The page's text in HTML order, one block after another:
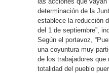
determinación de la
establece la reducción
del 1 de septiembre”,
Según el portavoz,
una coyuntura muy
de los trabajadores que
totalidad del pueblo